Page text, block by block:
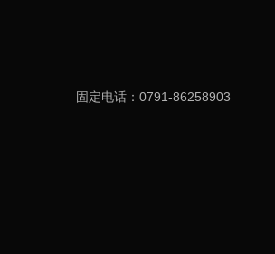
固定电话：0791-86258903